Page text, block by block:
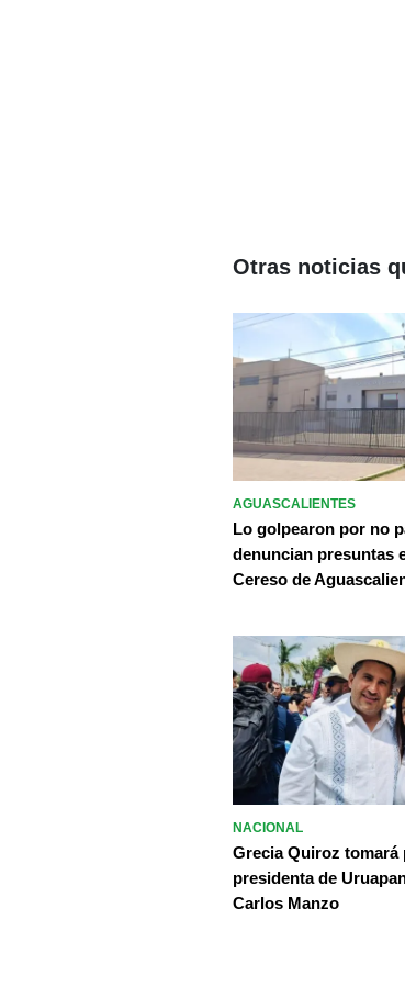
Otras noticias
AGUASCALIENTES
Lo golpearon por no
denuncian presuntas
Cereso de
NACIONAL
Grecia Quiroz tomará
presidenta de
Carlos Manzo